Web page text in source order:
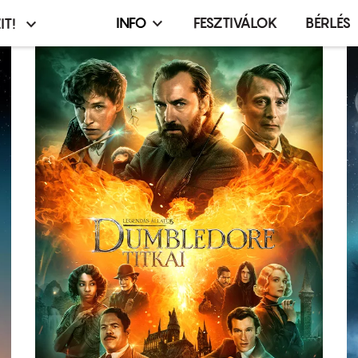
Infó,
esemény,
terembérlés
menü
INFO FESZTIVÁLOK BÉRLÉS